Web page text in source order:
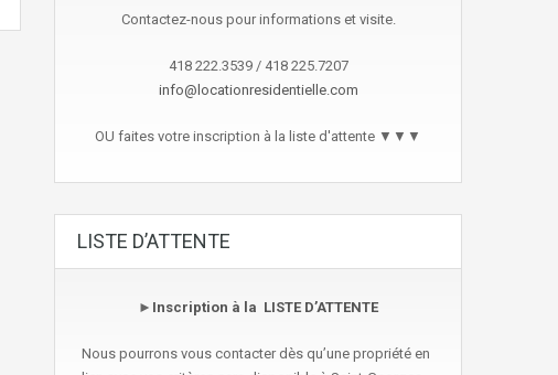
Contactez-nous pour informations et visite.
418 222.3539 / 418 225.7207
info@locationresidentielle.com
OU faites votre inscription à la liste d'attente ▼▼▼
LISTE D’ATTENTE
► Inscription à la LISTE D’ATTENTE
Nous pourrons vous contacter dès qu’une propriété en